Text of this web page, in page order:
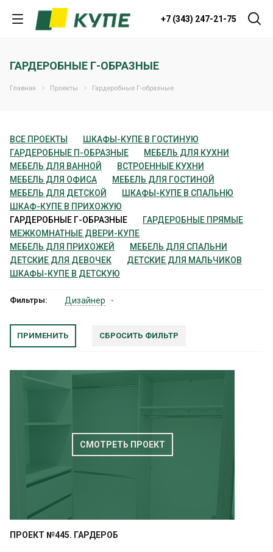
+7 (343) 247-21-75
ГАРДЕРОБНЫЕ Г-ОБРАЗНЫЕ
Главная Проекты Гардеробные Г-образные
ВСЕ ПРОЕКТЫ
ШКАФЫ-КУПЕ В ГОСТИНУЮ
ГАРДЕРОБНЫЕ П-ОБРАЗНЫЕ
МЕБЕЛЬ ДЛЯ КУХНИ
MЕБЕЛЬ ДЛЯ ВАННОЙ
ВСТРОЕННЫЕ КУХНИ
МЕБЕЛЬ ДЛЯ ОФИСА
МЕБЕЛЬ ДЛЯ ГОСТИНОЙ
МЕБЕЛЬ ДЛЯ ДЕТСКОЙ
ШКАФЫ-КУПЕ В СПАЛЬНЮ
ШКАФ-КУПЕ В ПРИХОЖУЮ
ГАРДЕРОБНЫЕ Г-ОБРАЗНЫЕ
ГАРДЕРОБНЫЕ ПРЯМЫЕ
МЕЖКОМНАТНЫЕ ДВЕРИ-КУПЕ
МЕБЕЛЬ ДЛЯ ПРИХОЖЕЙ
МЕБЕЛЬ ДЛЯ СПАЛЬНИ
ДЕТСКИЕ ДЛЯ ДЕВОЧЕК
ДЕТСКИЕ ДЛЯ МАЛЬЧИКОВ
ШКАФЫ-КУПЕ В ДЕТСКУЮ
Фильтры: Дизайнер
СБРОСИТЬ ФИЛЬТР
СМОТРЕТЬ ПРОЕКТ
ПРОЕКТ №445. ГАРДЕРОБ